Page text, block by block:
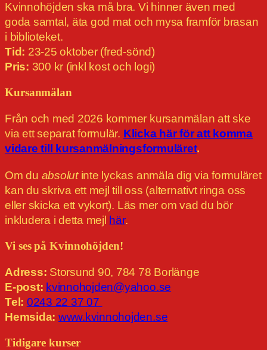
Kvinnohöjden ska må bra. Vi hinner även med
goda samtal, äta god mat och mysa framför brasan
i biblioteket.
Tid: 23-25 oktober (fred-sönd)
Pris: 300 kr (inkl kost och logi)
Kursanmälan
Från och med 2026 kommer kursanmälan att ske
via ett separat formulär. Klicka här för att komma
vidare till kursanmälningsformuläret.
Om du absolutinte lyckas anmäla dig via formuläret
kan du skriva ett mejl till oss (alternativt ringa oss
eller skicka ett vykort). Läs mer om vad du bör
inkludera i detta mejl här.
Vi ses på Kvinnohöjden!
Adress: Storsund 90, 784 78 Borlänge
E-post: kvinnohojden@yahoo.se
Tel: 0243 22 37 07
Hemsida: www.kvinnohojden.se
Tidigare kurser